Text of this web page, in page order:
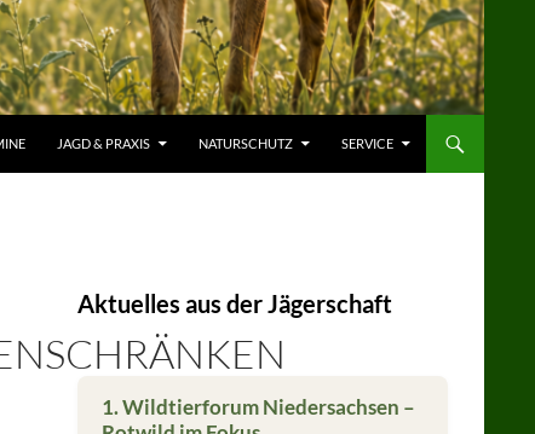
JAGD & PRAXIS NATURSCHUTZ SERVICE
Aktuelles aus der Jägerschaft
1. Wildtierforum Niedersachsen –